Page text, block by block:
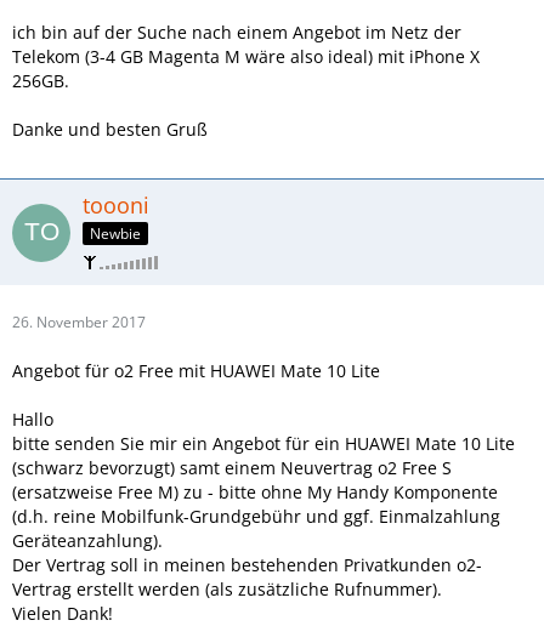
ich bin auf der Suche nach einem Angebot im Netz der
Telekom (3-4 GB Magenta M wäre also ideal) mit iPhone X
256GB.
Danke und besten Gruß
toooni
Newbie
26. November 2017
Angebot für o2 Free mit HUAWEI Mate 10 Lite
Hallo
bitte senden Sie mir ein Angebot für ein HUAWEI Mate 10 Lite
(schwarz bevorzugt) samt einem Neuvertrag o2 Free S
(ersatzweise Free M) zu - bitte ohne My Handy Komponente
(d.h. reine Mobilfunk-Grundgebühr und ggf. Einmalzahlung
Geräteanzahlung).
Der Vertrag soll in meinen bestehenden Privatkunden o2-
Vertrag erstellt werden (als zusätzliche Rufnummer).
Vielen Dank!